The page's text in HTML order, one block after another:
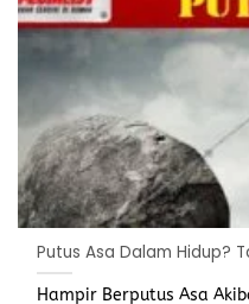
Putus Asa Dalam Hidup?
Hampir Berputus Asa